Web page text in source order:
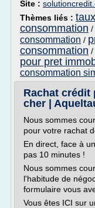
Site :
Thèmes liés :
consommation /
consommation /
consommation /
pour pret
consommation
Rachat crédit
cher |
Nous sommes
pour votre rachat
En direct, face à
pas 10 minutes !
Nous sommes
l'habitude de
formulaire vous
Vous êtes ICI sur